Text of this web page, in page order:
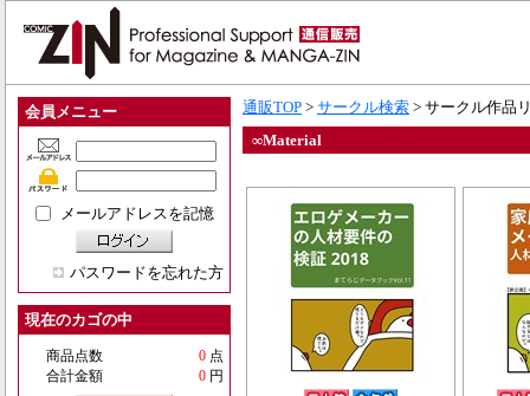
会員メニュー
メールアドレスを記憶
パスワードを忘れた方
現在のカゴの中
商品点数 0 点
合計金額
0 円
通販TOP > サークル検索 > サークル作品
∞Material